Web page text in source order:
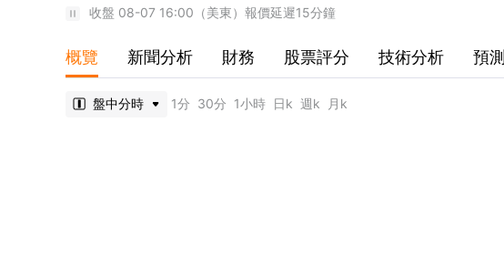
收盤 08-07 16:00 （美東） 報價延遲15分鐘
概覽 新聞分析 財務 股票評分 技術分析 預測
盤中分時 1分 30分 1小時 日k 週k 月k